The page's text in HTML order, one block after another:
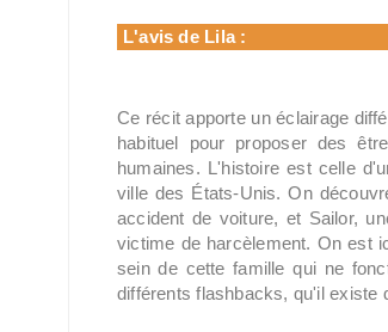
L'avis de Lila :
Ce récit apporte un éclairage
habituel pour proposer des
humaines. L'histoire est celle
ville des États-Unis. On
accident de voiture, et Sailor,
victime de harcèlement. On est
sein de cette famille qui ne
différents flashbacks, qu'il existe